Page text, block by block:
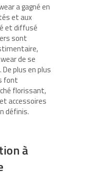
a gagné en
et aux
et diffusé
sont
de se
plus en plus
font
florissant,
accessoires
définis.
à